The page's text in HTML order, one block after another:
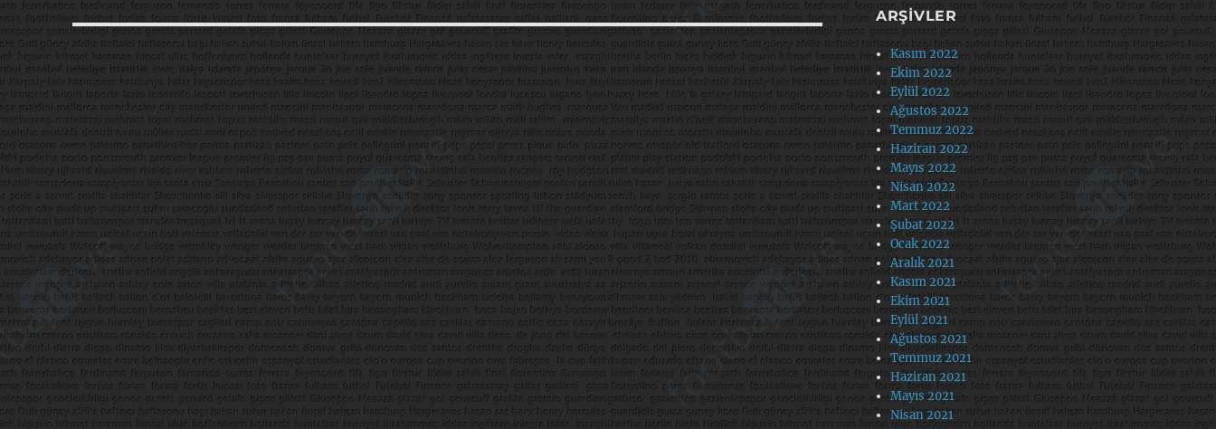
ARŞIVLER
Kasım 2022
Ekim 2022
Eylül 2022
Ağustos 2022
Temmuz 2022
Haziran 2022
Mayıs 2022
Nisan 2022
Mart 2022
Şubat 2022
Ocak 2022
Aralık 2021
Kasım 2021
Ekim 2021
Eylül 2021
Ağustos 2021
Temmuz 2021
Haziran 2021
Mayıs 2021
Nisan 2021